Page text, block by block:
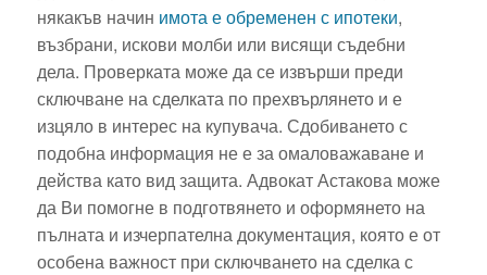
някакъв начин имота е обременен с ипотеки,
възбрани, искови молби или висящи съдебни
дела. Проверката може да се извърши преди
сключване на сделката по прехвърлянето и е
изцяло в интерес на купувача. Сдобиването с
подобна информация не е за омаловажаване и
действа като вид защита. Адвокат Астакова може
да Ви помогне в подготвянето и оформянето на
пълната и изчерпателна документация, която е от
особена важност при сключването на сделка с